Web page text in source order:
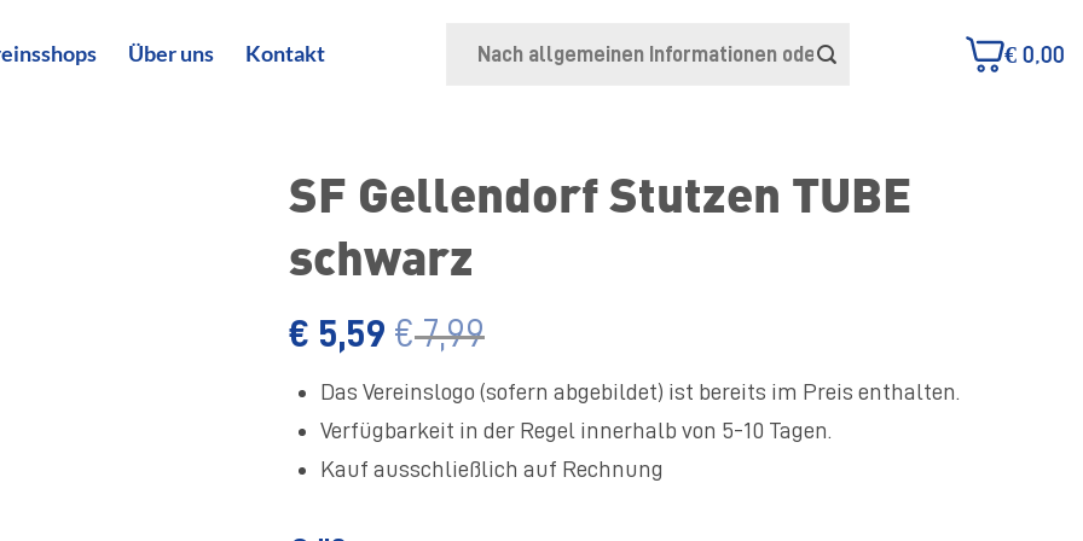
Über uns Kontakt
nach:
€ 0,00
SF Gellendorf Stutzen TUBE
schwarz
€ 5,59 €7,99
Das Vereinslogo (sofern abgebildet) ist bereits im Preis enthalten.
Verfügbarkeit in der Regel innerhalb von 5-10 Tagen.
Kauf ausschließlich auf Rechnung